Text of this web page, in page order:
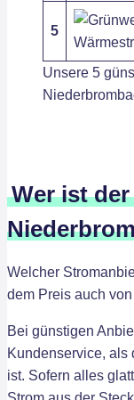
5
Unsere 5
Wer ist
Welcher
dem Preis auch
Bei günstigen
Kundenservice, als
ist. Sofern alles